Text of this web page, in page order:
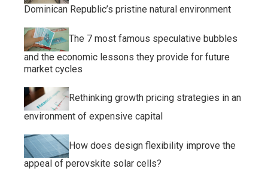
Dominican Republic’s pristine natural environment
The 7 most famous speculative bubbles
and the economic lessons they provide for future
market cycles
Rethinking growth pricing strategies in an
environment of expensive capital
How does design flexibility improve the
appeal of perovskite solar cells?